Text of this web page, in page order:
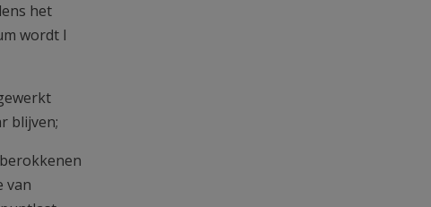
het
wordt I
blijven;
van